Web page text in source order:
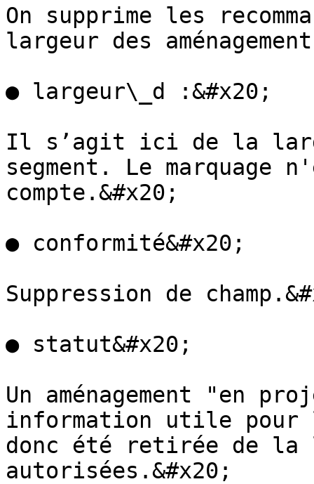
On supprime les
largeur des
● largeur\_d :&#x20;
Il s’agit ici de la
segment. Le marquage
compte.&#x20;
● conformité&#x20;
Suppression de
● statut&#x20;
Un aménagement "en
information utile pour
donc été retirée de la
autorisées.&#x20;